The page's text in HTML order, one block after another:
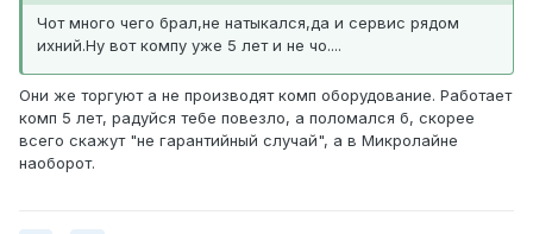
Чот много чего брал,не натыкался,да и сервис рядом
ихний.Ну вот компу уже 5 лет и не чо....
Они же торгуют а не производят комп оборудование. Работает
комп 5 лет, радуйся тебе повезло, а поломался б, скорее
всего скажут "не гарантийный случай", а в Микролайне
наоборот.